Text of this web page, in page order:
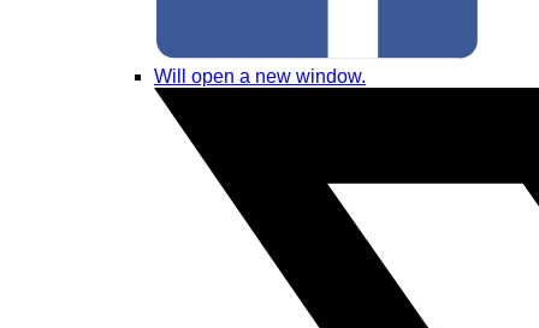
Will open a new window.